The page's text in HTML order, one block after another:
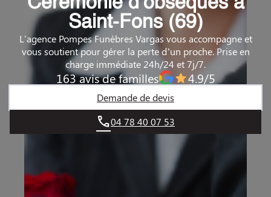
Saint-Fons (69)
L'agence Pompes Funèbres Vargas vous accompagne et
vous soutient pour gérer la perte d’un proche. Prise en
charge immédiate 24h/24 et 7j/7.
163 avis de familles 4.9/5
Demande de devis
04 78 40 07 53